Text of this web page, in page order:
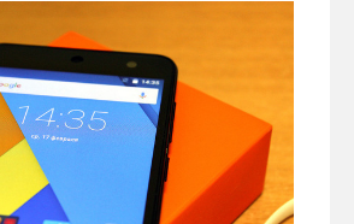
минусы
характеристики
смартфона
Wileyfox
Swift